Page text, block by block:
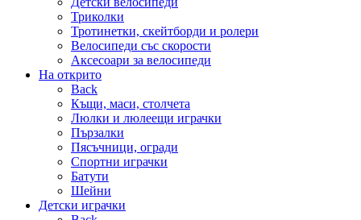
Триколки
Тротинетки, скейтборди и ролери
Велосипеди със скорости
Аксесоари за велосипеди
На открито
Back
Къщи, маси, столчета
Люлки и люлеещи играчки
Пързалки
Пясъчници, огради
Спортни играчки
Батути
Шейни
Детски играчки